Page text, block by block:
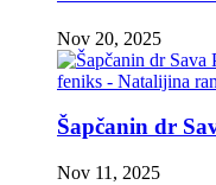
Nov 20, 2025
Šapčanin dr
Nov 11, 2025